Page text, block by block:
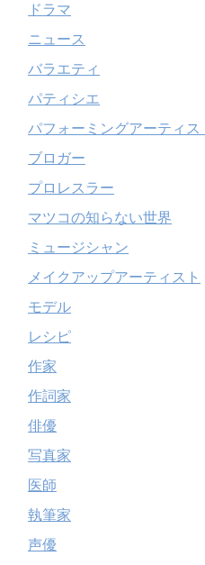
ドラマ
ニュース
バラエティ
パティシエ
パフォーミングアーティス
ブロガー
プロレスラー
マツコの知らない世界
ミュージシャン
メイクアップアーティスト
モデル
レシピ
作家
作詞家
俳優
写真家
医師
執筆家
声優